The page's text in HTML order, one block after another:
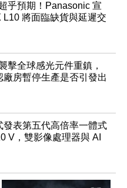
乎預期！Panasonic 宣
L10 將面臨缺貨與延遲交
擊全球感光元件重鎮，
廠房暫停生產是否引發出
發表第五代高倍率一體式
V，雙影像處理器與 AI